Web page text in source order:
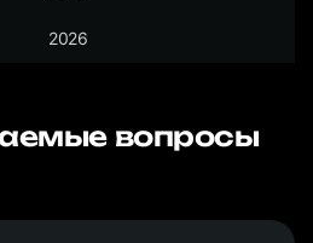
2026
вопросы